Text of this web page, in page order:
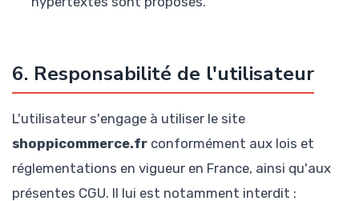
6. Responsabilité de l'utilisateur
L'utilisateur s'engage à utiliser le site
shoppicommerce.fr conformément aux lois et
réglementations en vigueur en France, ainsi qu'aux
présentes CGU. Il lui est notamment interdit :